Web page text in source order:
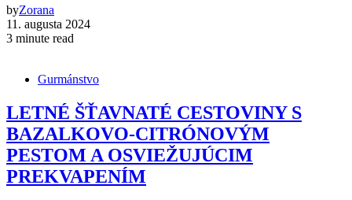
byZorana
11. augusta 2024
3 minute read
Gurmánstvo
LETNÉ ŠŤAVNATÉ CESTOVINY S
BAZALKOVO-CITRÓNOVÝM
PESTOM A OSVIEŽUJÚCIM
PREKVAPENÍM